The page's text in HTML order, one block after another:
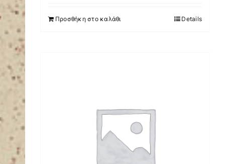
Προσθήκη στο καλάθι Details